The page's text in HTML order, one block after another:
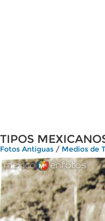
TIPOS
Fotos Antiguas / Medios de